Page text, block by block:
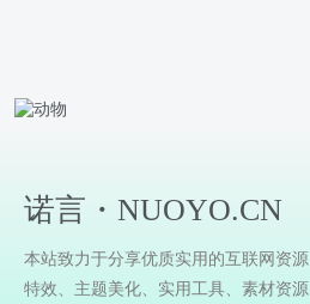
诺言・NUOYO.CN
本站致力于分享优质实用的互联网资
特效、主题美化、实用工具、素材资